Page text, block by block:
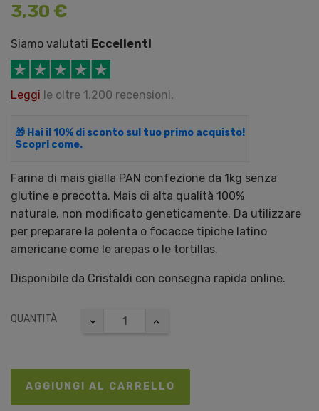
3,30 €
Siamo valutati Eccellenti
Leggi le oltre 1.200 recensioni.
🎁 Hai il 10% di sconto sul tuo primo acquisto!
Scopri come.
Farina di mais gialla PAN confezione da 1kg senza
glutine e precotta. Mais di alta qualità 100%
naturale, non modificato geneticamente. Da utilizzare
per preparare la polenta o focacce tipiche latino
americane come le arepas o le tortillas.
Disponibile da Cristaldi con consegna rapida online.
QUANTITÀ
AGGIUNGI AL CARRELLO